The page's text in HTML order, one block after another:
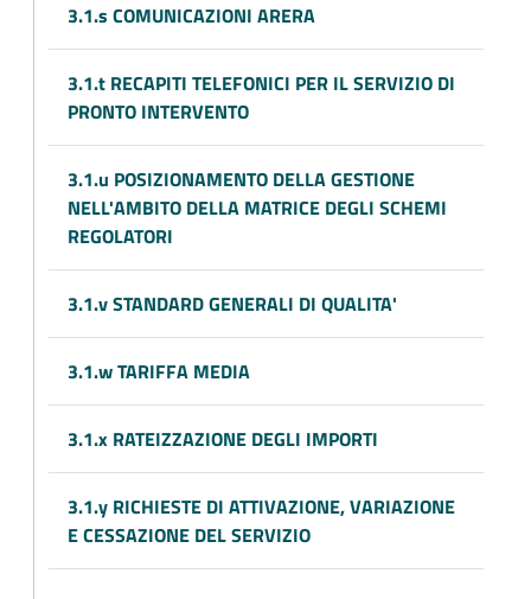
3.1.s COMUNICAZIONI ARERA
3.1.t RECAPITI TELEFONICI PER IL SERVIZIO DI
PRONTO INTERVENTO
3.1.u POSIZIONAMENTO DELLA GESTIONE
NELL'AMBITO DELLA MATRICE DEGLI SCHEMI
REGOLATORI
3.1.v STANDARD GENERALI DI QUALITA'
3.1.w TARIFFA MEDIA
3.1.x RATEIZZAZIONE DEGLI IMPORTI
3.1.y RICHIESTE DI ATTIVAZIONE, VARIAZIONE
E CESSAZIONE DEL SERVIZIO